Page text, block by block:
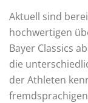
Aktuell sind
hochwertigen
Bayer Classics
die
der Athleten